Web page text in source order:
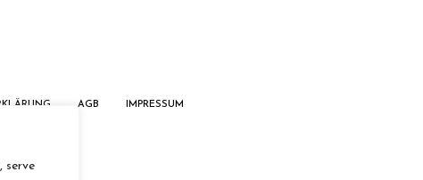
serve
AGB IMPRESSUM